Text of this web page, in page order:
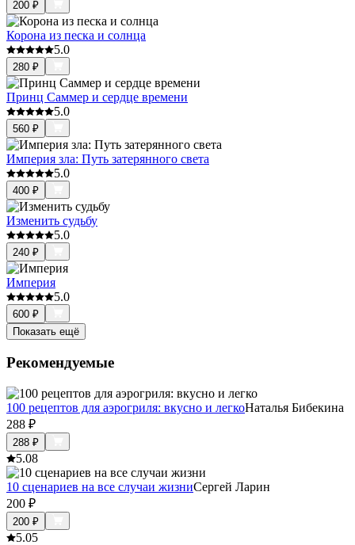
200 ₽
Корона из песка и солнца
5.0
280 ₽
Принц Саммер и сердце времени
5.0
560 ₽
Империя зла: Путь затерянного света
5.0
400 ₽
Изменить судьбу
5.0
240 ₽
Империя
5.0
600 ₽
Показать ещё
Рекомендуемые
100 рецептов для аэрогриля: вкусно и легкоНаталья Бибекина
288 ₽
288 ₽
5.08
10 сценариев на все случаи жизниСергей Ларин
200 ₽
200 ₽
5.05